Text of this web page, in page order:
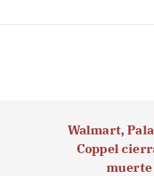
Walmart,
Coppel
muerte